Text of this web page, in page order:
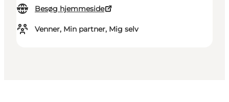
Besøg hjemmeside
Venner, Min partner, Mig selv